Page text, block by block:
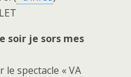
soir je sors mes
spectacle « VA